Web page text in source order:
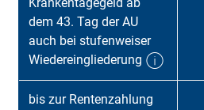
dem 43. Tag der AU
auch bei stufen­wei­ser
Wieder­ein­glieder­ung
bis zur Renten­zahl­ung